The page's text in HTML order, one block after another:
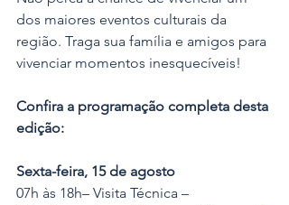
dos maiores eventos culturais da
região. Traga sua família e amigos para
vivenciar momentos inesquecíveis!
Confira a programação completa desta
edição:
Sexta-feira, 15 de agosto
07h às 18h– Visita Técnica –